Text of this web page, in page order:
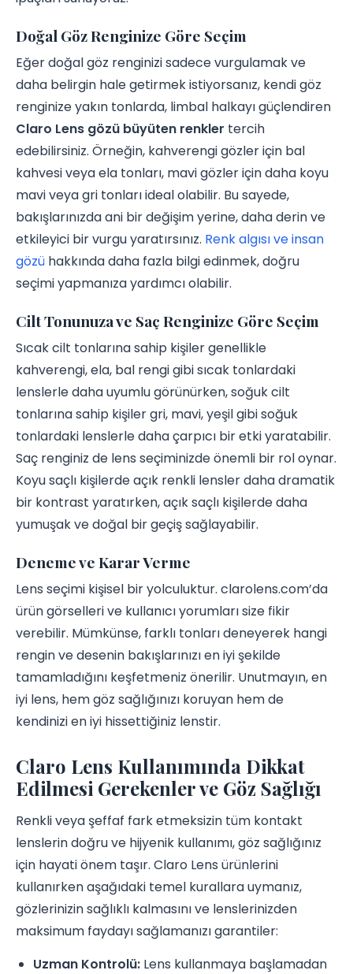
Doğal Göz Renginize Göre Seçim
Eğer doğal göz renginizi sadece vurgulamak ve
daha belirgin hale getirmek istiyorsanız, kendi göz
renginize yakın tonlarda, limbal halkayı güçlendiren
Claro Lens gözü büyüten renkler tercih
edebilirsiniz. Örneğin, kahverengi gözler için bal
kahvesi veya ela tonları, mavi gözler için daha koyu
mavi veya gri tonları ideal olabilir. Bu sayede,
bakışlarınızda ani bir değişim yerine, daha derin ve
etkileyici bir vurgu yaratırsınız. Renk algısı ve insan
gözü hakkında daha fazla bilgi edinmek, doğru
seçimi yapmanıza yardımcı olabilir.
Cilt Tonunuza ve Saç Renginize Göre Seçim
Sıcak cilt tonlarına sahip kişiler genellikle
kahverengi, ela, bal rengi gibi sıcak tonlardaki
lenslerle daha uyumlu görünürken, soğuk cilt
tonlarına sahip kişiler gri, mavi, yeşil gibi soğuk
tonlardaki lenslerle daha çarpıcı bir etki yaratabilir.
Saç renginiz de lens seçiminizde önemli bir rol oynar.
Koyu saçlı kişilerde açık renkli lensler daha dramatik
bir kontrast yaratırken, açık saçlı kişilerde daha
yumuşak ve doğal bir geçiş sağlayabilir.
Deneme ve Karar Verme
Lens seçimi kişisel bir yolculuktur. clarolens.com’da
ürün görselleri ve kullanıcı yorumları size fikir
verebilir. Mümkünse, farklı tonları deneyerek hangi
rengin ve desenin bakışlarınızı en iyi şekilde
tamamladığını keşfetmeniz önerilir. Unutmayın, en
iyi lens, hem göz sağlığınızı koruyan hem de
kendinizi en iyi hissettiğiniz lenstir.
Claro Lens Kullanımında Dikkat
Edilmesi Gerekenler ve Göz Sağlığı
Renkli veya şeffaf fark etmeksizin tüm kontakt
lenslerin doğru ve hijyenik kullanımı, göz sağlığınız
için hayati önem taşır. Claro Lens ürünlerini
kullanırken aşağıdaki temel kurallara uymanız,
gözlerinizin sağlıklı kalmasını ve lenslerinizden
maksimum faydayı sağlamanızı garantiler:
Uzman Kontrolü: Lens kullanmaya başlamadan